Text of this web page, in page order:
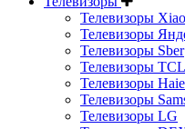
Телевизоры
Телевизоры
Телевизоры Sber
Телевизоры TCL
Телевизоры
Телевизоры
Телевизоры LG